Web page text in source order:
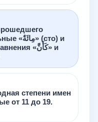
степени имен